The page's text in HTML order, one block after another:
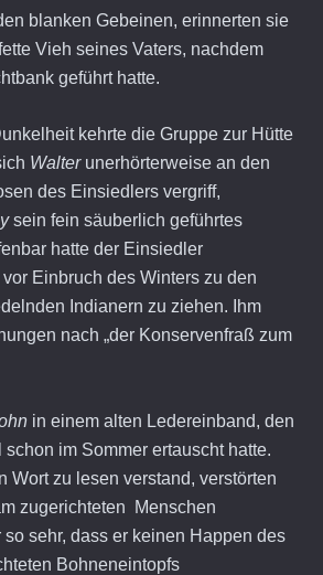
blanken Gebeinen, erinnerten sie
Vieh seines Vaters, nachdem
geführt hatte.
kehrte die Gruppe zur Hütte
Walterunerhörterweise an den
des Einsiedlers vergriff,
sein fein säuberlich geführtes
hatte der Einsiedler
Einbruch des Winters zu den
Indianern zu ziehen. Ihm
nach „der Konservenfraß zum
in einem alten Ledereinband, den
im Sommer ertauscht hatte.
Wort zu lesen verstand, verstörten
zugerichteten Menschen
sehr, dass er keinen Happen des
Bohneneintopfs